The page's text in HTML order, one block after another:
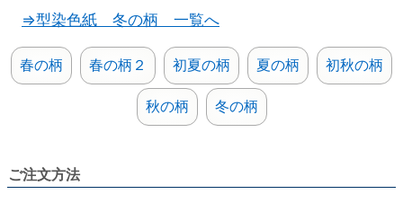
⇒型染色紙 冬の柄 一覧へ
春の柄 春の柄２ 初夏の柄 夏の柄 初秋の柄
秋の柄 冬の柄
ご注文方法